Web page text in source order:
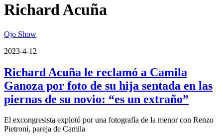
Richard Acuña
Ojo Show
2023-4-12
Richard Acuña le reclamó a Camila
Ganoza por foto de su hija sentada en las
piernas de su novio: “es un extraño”
El excongresista explotó por una fotografía de la menor con Renzo
Pietroni, pareja de Camila